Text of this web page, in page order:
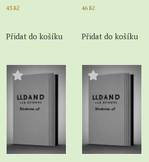
43 Kč
Přidat do košíku
46 Kč
Přidat do košíku